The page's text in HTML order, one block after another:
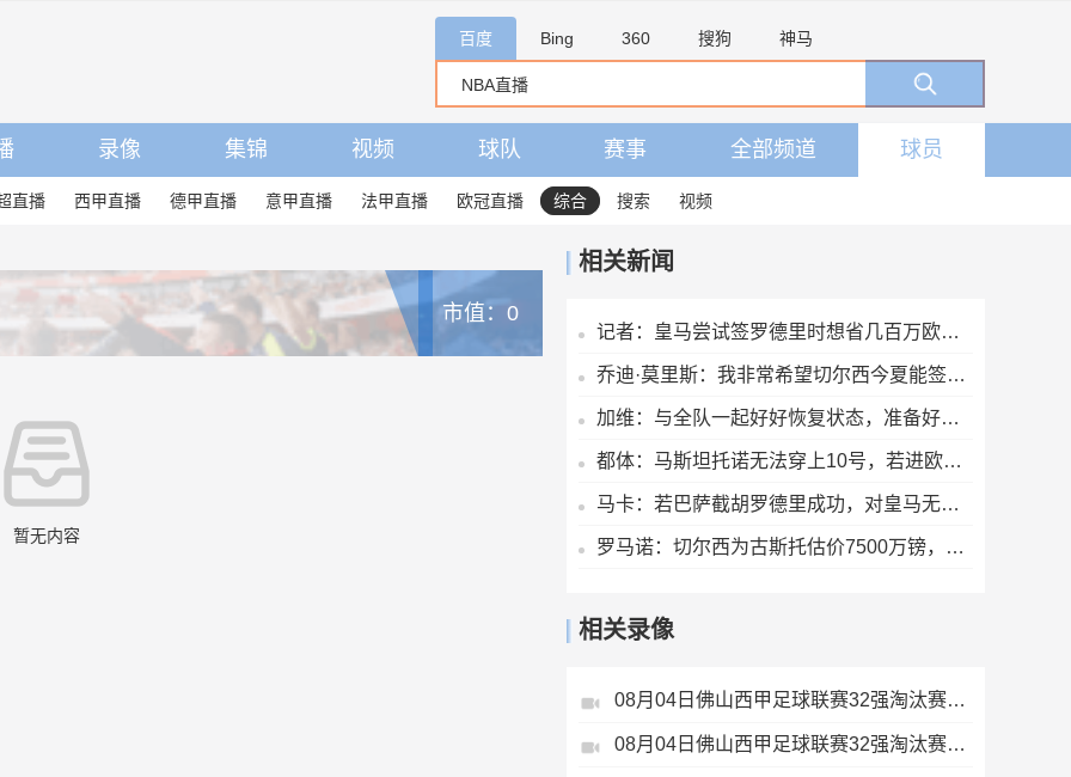
百度 Bing 360 搜狗 神马
录像 集锦 视频 球队 赛事 全部频道 球员
直播 西甲直播 德甲直播 意甲直播 法甲直播 欧冠直播 综合 搜索 视频
市值：0
暂无内容
相关新闻
记者：皇马尝试签罗德里时想省几百万欧，结果被巴萨趁虚而入
乔迪·莫里斯：我非常希望切尔西今夏能签下巴尔科拉
加维：与全队一起好好恢复状态，准备好为这个赛季全力以赴
都体：马斯坦托诺无法穿上10号，若进欧战佛罗伦萨可商讨是否买断
马卡：若巴萨截胡罗德里成功，对皇马无疑是双重打击
罗马诺：切尔西为古斯托估价7500万镑，曼城不会支付这样的费用
相关录像
08月04日佛山西甲足球联赛32强淘汰赛贪玩游戏VS美的薪火全场录像
08月04日佛山西甲足球联赛32强淘汰赛肇庆恒骏成VS三七互娱全场录像